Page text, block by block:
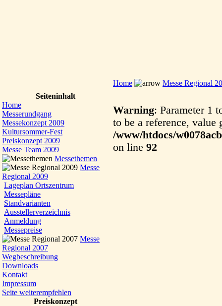
Home
Messe Regional
Seiteninhalt
Home
Messerundgang
Messekonzept 2009
Kultursommer-Fest
Preiskonzept 2009
Messe Team 2009
Messethemen
Messe
Regional 2009
Lageplan Ortszentrum
Messepläne
Standvarianten
Ausstellerverzeichnis
Anmeldung
Messepreise
Messe
Regional 2007
Wegbeschreibung
Downloads
Kontakt
Impressum
Seite weiterempfehlen
Preiskonzept
Warning: Parameter 1
to be a reference, value
/www/htdocs/
on line 92